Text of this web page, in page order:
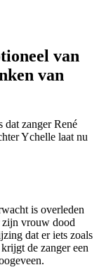
van
van
dat zanger René
Ychelle laat nu
is overleden
zijn vrouw dood
dat er iets zoals
de zanger een